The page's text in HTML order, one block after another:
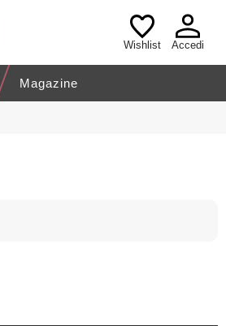
Wishlist Accedi
Magazine